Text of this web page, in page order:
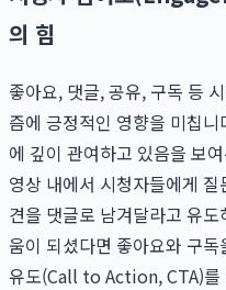
의 힘
좋아요, 댓글, 공유, 구독 등
즘에 긍정적인 영향을 미칩
에 깊이 관여하고 있음을 보
영상 내에서 시청자들에게
견을 댓글로 남겨달라고 유
움이 되셨다면 좋아요와 구
유도(Call to Action, CTA)를